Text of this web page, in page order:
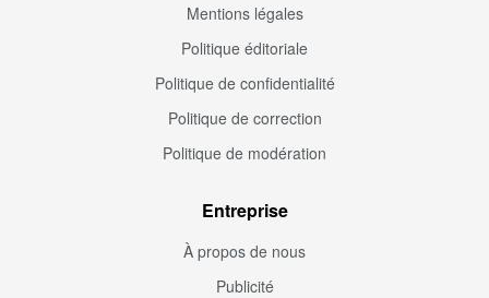
Mentions légales
Politique éditoriale
Politique de confidentialité
Politique de correction
Politique de modération
Entreprise
À propos de nous
Publicité